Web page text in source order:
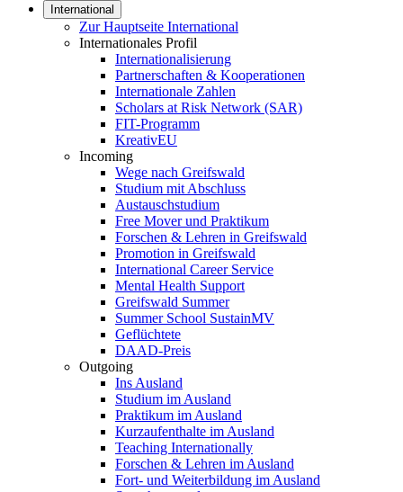
International
Zur Hauptseite International
Internationales Profil
Internationalisierung
Partnerschaften & Kooperationen
Internationale Zahlen
Scholars at Risk Network (SAR)
FIT-Programm
KreativEU
Incoming
Wege nach Greifswald
Studium mit Abschluss
Austauschstudium
Free Mover und Praktikum
Forschen & Lehren in Greifswald
Promotion in Greifswald
International Career Service
Mental Health Support
Greifswald Summer
Summer School SustainMV
Geflüchtete
DAAD-Preis
Outgoing
Ins Ausland
Studium im Ausland
Praktikum im Ausland
Kurzaufenthalte im Ausland
Teaching Internationally
Forschen & Lehren im Ausland
Fort- und Weiterbildung im Ausland